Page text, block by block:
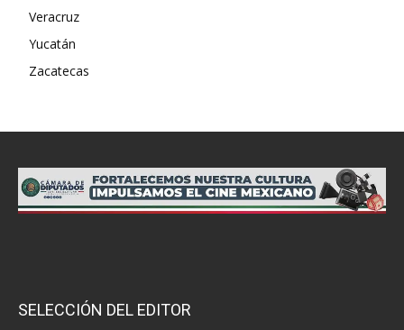
Veracruz
Yucatán
Zacatecas
SELECCIÓN DEL EDITOR